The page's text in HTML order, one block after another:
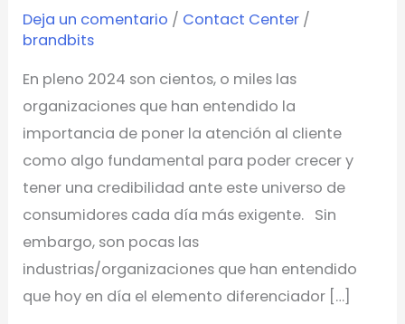
Deja un comentario / Contact Center /
brandbits
En pleno 2024 son cientos, o miles las
organizaciones que han entendido la
importancia de poner la atención al cliente
como algo fundamental para poder crecer y
tener una credibilidad ante este universo de
consumidores cada día más exigente. Sin
embargo, son pocas las
industrias/organizaciones que han entendido
que hoy en día el elemento diferenciador […]